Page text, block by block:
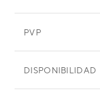
PVP
DISPONIBILIDAD